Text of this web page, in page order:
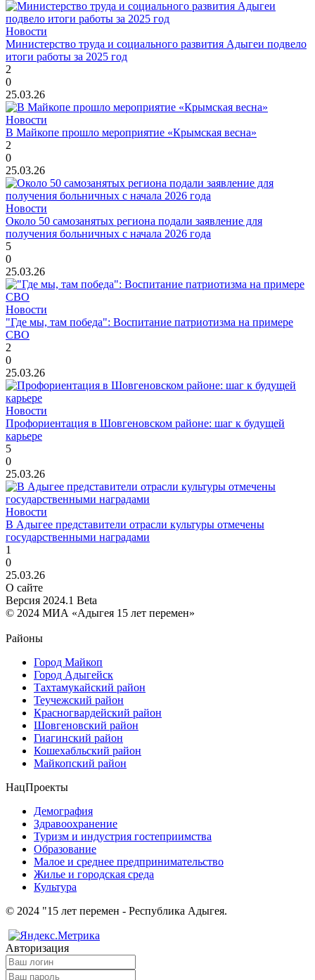
Новости
Министерство труда и социального развития Адыгеи подвело
итоги работы за 2025 год
2
0
25.03.26
Новости
В Майкопе прошло мероприятие «Крымская весна»
2
0
25.03.26
Новости
Около 50 самозанятых региона подали заявление для
получения больничных с начала 2026 года
5
0
25.03.26
Новости
"Где мы, там победа": Воспитание патриотизма на примере
СВО
2
0
25.03.26
Новости
Профориентация в Шовгеновском районе: шаг к будущей
карьере
5
0
25.03.26
Новости
В Адыгее представители отрасли культуры отмечены
государственными наградами
1
0
25.03.26
О сайте
Версия 2024.1 Beta
© 2024 МИА «Адыгея 15 лет перемен»
Районы
Город Майкоп
Город Адыгейск
Тахтамукайский район
Теучежский район
Красногвардейский район
Шовгеновский район
Гиагинский район
Кошехабльский район
Майкопский район
НацПроекты
Демография
Здравоохранение
Туризм и индустрия гостеприимства
Образование
Малое и среднее предпринимательство
Жилье и городская среда
Культура
© 2024 "15 лет перемен - Республика Адыгея.
Авторизация